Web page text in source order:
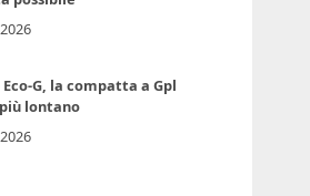
G, la compatta a Gpl
lontano